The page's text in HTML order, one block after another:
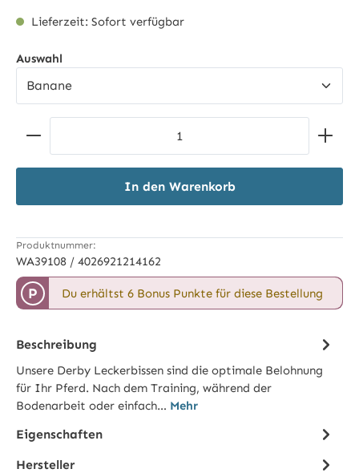
Lieferzeit: Sofort verfügbar
Auswahl
Produkt Anzahl: Gib den gewünschten Wert ein
In den Warenkorb
Produktnummer:
WA39108 / 4026921214162
P Du erhältst 6 Bonus Punkte für diese Bestellung
Beschreibung
Unsere Derby Leckerbissen sind die optimale Belohnung
für Ihr Pferd. Nach dem Training, während der
Bodenarbeit oder einfach… Mehr
Eigenschaften
Hersteller